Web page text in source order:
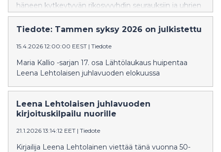
häneen kytkeytyvän rikosvyyhdin seurauksiin ja uhrien
kokemuksiin. Kirjan suomentaa Ilkka Rekiaro.
Tiedote: Tammen syksy 2026 on julkistettu
15.4.2026 12:00:00 EEST | Tiedote
Maria Kallio -sarjan 17. osa Lähtölaukaus huipentaa
Leena Lehtolaisen juhlavuoden elokuussa
Leena Lehtolaisen juhlavuoden
kirjoituskilpailu nuorille
21.1.2026 13:14:12 EET | Tiedote
Kirjailija Leena Lehtolainen viettää tänä vuonna 50-